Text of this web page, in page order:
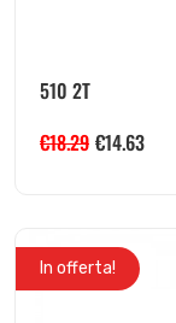
510 2T
€18.29 €14.63
In offerta!